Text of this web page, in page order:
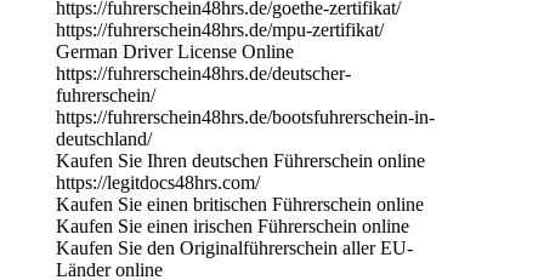
https://fuhrerschein48hrs.de/goethe-zertifikat/
https://fuhrerschein48hrs.de/mpu-zertifikat/
German Driver License Online
https://fuhrerschein48hrs.de/deutscher-
fuhrerschein/
https://fuhrerschein48hrs.de/bootsfuhrerschein-in-
deutschland/
Kaufen Sie Ihren deutschen Führerschein online
https://legitdocs48hrs.com/
Kaufen Sie einen britischen Führerschein online
Kaufen Sie einen irischen Führerschein online
Kaufen Sie den Originalführerschein aller EU-
Länder online